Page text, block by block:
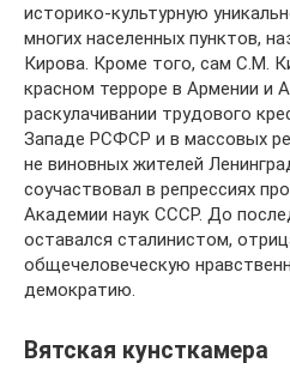
историко-культурную
многих населенных пунктов,
Кирова. Кроме того, сам С.М.
красном терроре в Армении и
раскулачивании трудового
Западе РСФСР и в массовых
не виновных жителей
соучаствовал в репрессиях
Академии наук СССР. До
оставался сталинистом,
общечеловеческую
демократию.
Вятская кунсткамера